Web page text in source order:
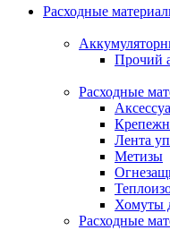
Расходные
Прочий
Расходные
Лента
Метизы
Хомуты
Расходные